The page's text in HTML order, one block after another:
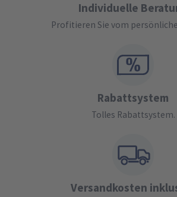
Individuelle
Profitieren Sie vom
Rabattsystem
Tolles Rabattsystem.
Versandkosten